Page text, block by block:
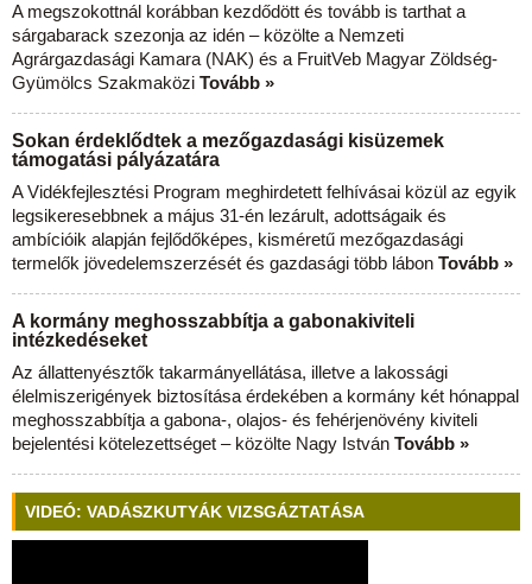
A megszokottnál korábban kezdődött és tovább is tarthat a
sárgabarack szezonja az idén – közölte a Nemzeti
Agrárgazdasági Kamara (NAK) és a FruitVeb Magyar Zöldség-
Gyümölcs Szakmaközi Tovább »
Sokan érdeklődtek a mezőgazdasági kisüzemek
támogatási pályázatára
A Vidékfejlesztési Program meghirdetett felhívásai közül az egyik
legsikeresebbnek a május 31-én lezárult, adottságaik és
ambícióik alapján fejlődőképes, kisméretű mezőgazdasági
termelők jövedelemszerzését és gazdasági több lábon Tovább »
A kormány meghosszabbítja a gabonakiviteli
intézkedéseket
Az állattenyésztők takarmányellátása, illetve a lakossági
élelmiszerigények biztosítása érdekében a kormány két hónappal
meghosszabbítja a gabona-, olajos- és fehérjenövény kiviteli
bejelentési kötelezettséget – közölte Nagy István Tovább »
VIDEÓ: VADÁSZKUTYÁK VIZSGÁZTATÁSA